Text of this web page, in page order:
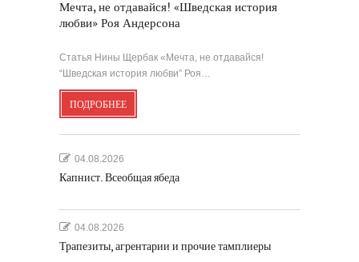
Мечта, не отдавайся! «Шведская история
любви» Роя Андерсона
Статья Нины Щербак «Мечта, не отдавайся!
“Шведская история любви” Роя…
ПОДРОБНЕЕ
04.08.2026
Капнист. Всеобщая ябеда
04.08.2026
Трапезиты, агрентарии и прочие тамплиеры